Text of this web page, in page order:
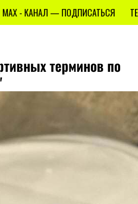
- КАНАЛ — ПОДПИСАТЬСЯ
терминов по